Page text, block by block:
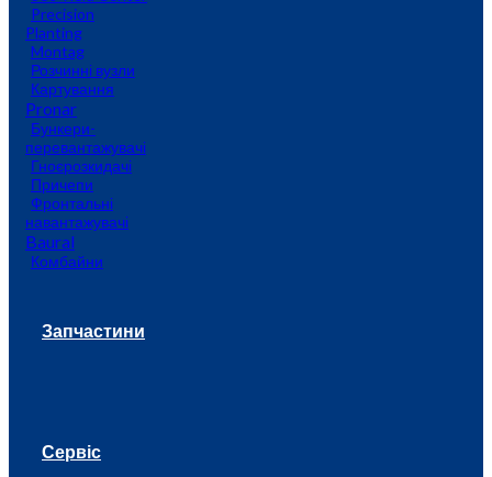
Precision
Planting
Montag
Розчинні вузли
Картування
Pronar
Бункери-
перевантажувачі
Гноєрозкидачі
Причепи
Фронтальні
навантажувачі
Baural
Комбайни
Запчастини
Сервіс